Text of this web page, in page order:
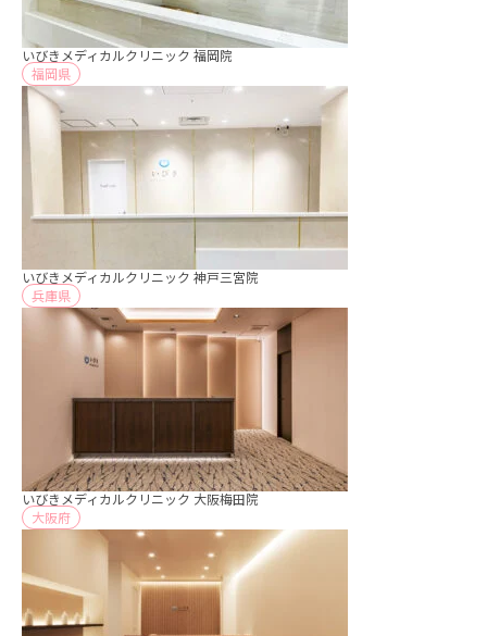
いびきメディカルクリニック 福岡院
福岡県
いびきメディカルクリニック 神戸三宮院
兵庫県
いびきメディカルクリニック 大阪梅田院
大阪府